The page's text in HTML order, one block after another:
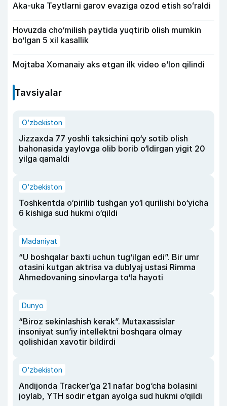
Aka-uka Teytlarni garov evaziga ozod etish soʻraldi
Hovuzda cho‘milish paytida yuqtirib olish mumkin
bo‘lgan 5 xil kasallik
Mojtaba Xomanaiy aks etgan ilk video e’lon qilindi
Tavsiyalar
O‘zbekiston
Jizzaxda 77 yoshli taksichini qo‘y sotib olish
bahonasida yaylovga olib borib o‘ldirgan yigit 20
yilga qamaldi
O‘zbekiston
Toshkentda o‘pirilib tushgan yo‘l qurilishi bo‘yicha
6 kishiga sud hukmi o‘qildi
Madaniyat
“U boshqalar baxti uchun tug‘ilgan edi”. Bir umr
otasini kutgan aktrisa va dublyaj ustasi Rimma
Ahmedovaning sinovlarga to‘la hayoti
Dunyo
“Biroz sekinlashish kerak”. Mutaxassislar
insoniyat sun’iy intellektni boshqara olmay
qolishidan xavotir bildirdi
O‘zbekiston
Andijonda Tracker’ga 21 nafar bog‘cha bolasini
joylab, YTH sodir etgan ayolga sud hukmi o‘qildi